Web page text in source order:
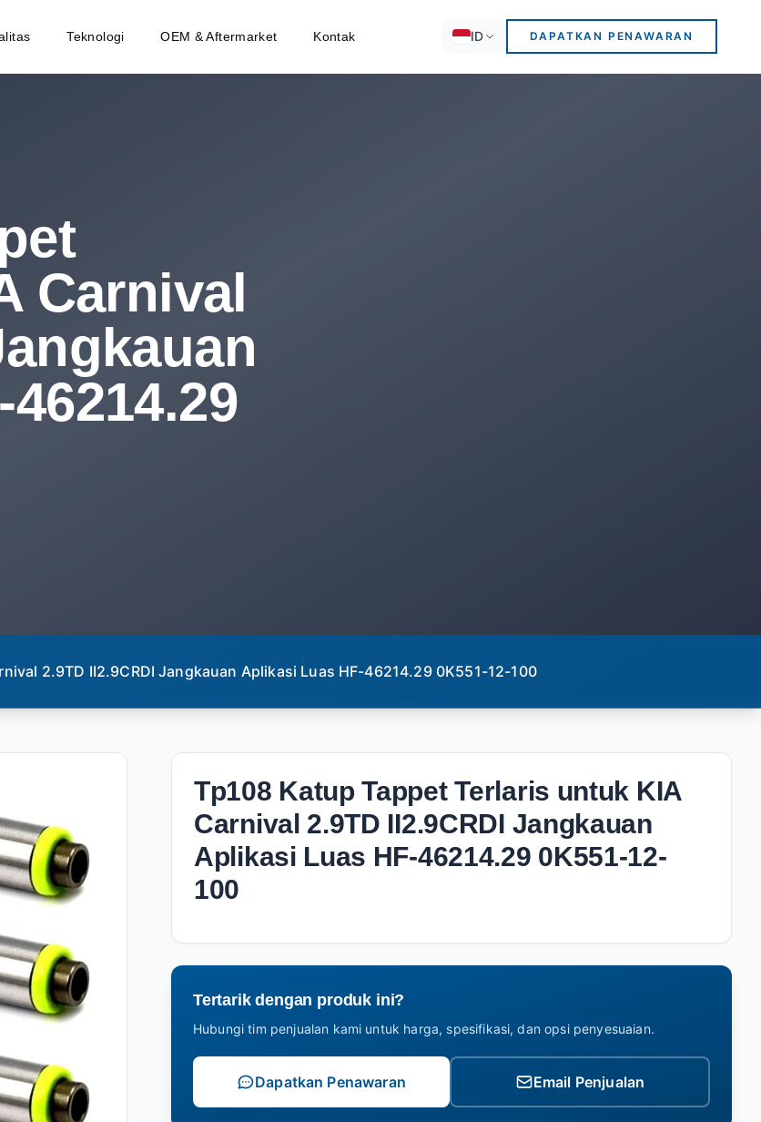
Teknologi OEM & Aftermarket Kontak ID DAPATKAN PENAWARAN
Carnival
2.9TD II2.9CRDI Jangkauan Aplikasi Luas HF-46214.29 0K551-12-100
Tp108 Katup Tappet Terlaris untuk KIA
Carnival 2.9TD II2.9CRDI Jangkauan
Aplikasi Luas HF-46214.29 0K551-12-
100
Tertarik dengan produk ini?
Hubungi tim penjualan kami untuk harga, spesifikasi, dan opsi penyesuaian.
Dapatkan Penawaran Email Penjualan